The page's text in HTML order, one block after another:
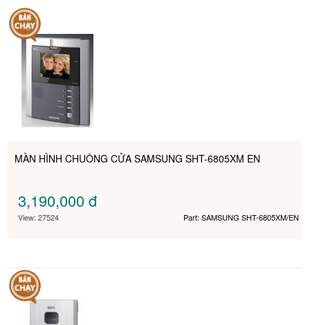
MÀN HÌNH CHUÔNG CỬA SAMSUNG SHT-6805XM EN
3,190,000đ
View: 27524 Part: SAMSUNG SHT-6805XM/EN